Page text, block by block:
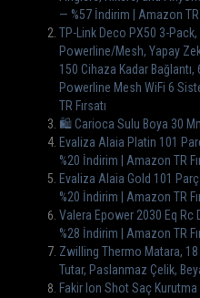
— %57 İndirim | Amazon TR
TP-Link Deco PX50 3-Pack,
Powerline/Mesh, Yapay
150 Cihaza Kadar Bağlantı,
Powerline Mesh WiFi 6
TR Fırsatı
🛍️ Carioca Sulu Boya 30
Evaliza Alaia Platin 101
%20 İndirim | Amazon TR
Evaliza Alaia Gold 101
%20 İndirim | Amazon TR
Valera Epower 2030 Eq
%28 İndirim | Amazon TR
Zwilling Thermo Matara,
Tutar, Paslanmaz Çelik,
Fakir Ion Shot Saç